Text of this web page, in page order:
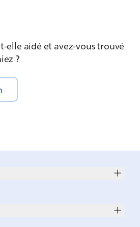
elle aidé et avez-vous trouvé
?